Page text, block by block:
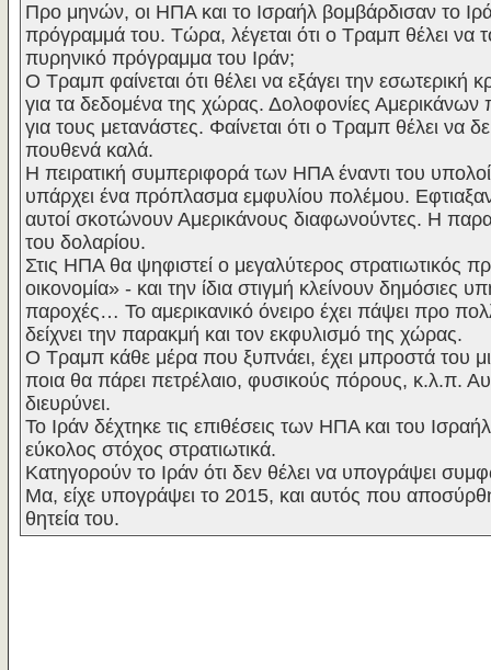
Προ μηνών, οι ΗΠΑ και το Ισραήλ βομβάρδισαν το
πρόγραμμά του. Τώρα, λέγεται ότι ο Τραμπ θέλει να
πυρηνικό πρόγραμμα του Ιράν;
Ο Τραμπ φαίνεται ότι θέλει να εξάγει την
για τα δεδομένα της χώρας. Δολοφονίες
για τους μετανάστες. Φαίνεται ότι ο Τραμπ θέλει να
πουθενά καλά.
Η πειρατική συμπεριφορά των ΗΠΑ έναντι του
υπάρχει ένα πρόπλασμα εμφυλίου πολέμου.
αυτοί σκοτώνουν Αμερικάνους διαφωνούντες. Η
του δολαρίου.
Στις ΗΠΑ θα ψηφιστεί ο μεγαλύτερος στρατιωτικός
οικονομία» - και την ίδια στιγμή κλείνουν δημόσιες
παροχές… Το αμερικανικό όνειρο έχει πάψει προ
δείχνει την παρακμή και τον εκφυλισμό της χώρας.
Ο Τραμπ κάθε μέρα που ξυπνάει, έχει μπροστά του
ποια θα πάρει πετρέλαιο, φυσικούς πόρους, κ.λ.π.
διευρύνει.
Το Ιράν δέχτηκε τις επιθέσεις των ΗΠΑ και του
εύκολος στόχος στρατιωτικά.
Κατηγορούν το Ιράν ότι δεν θέλει να υπογράψει
Μα, είχε υπογράψει το 2015, και αυτός που
θητεία του.